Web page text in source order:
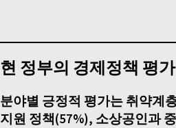
현 정부의 경제정책 평가
분야별 긍정적 평가는 취약계
지원 정책(57%), 소상공인과